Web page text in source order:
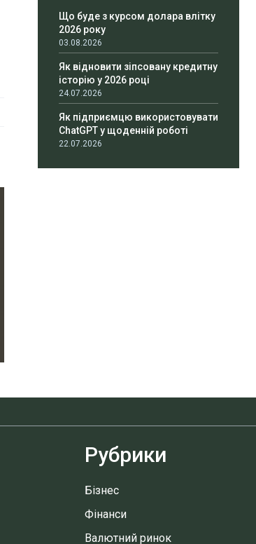
Що буде з курсом долара влітку
2026 року
03.08.2026
Як відновити зіпсовану кредитну
історію у 2026 році
24.07.2026
Як підприємцю використовувати
ChatGPT у щоденній роботі
22.07.2026
Рубрики
Бізнес
Фінанси
Валютний ринок